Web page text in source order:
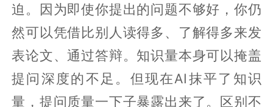
迫。因为即使你提出的问题不够好，你仍
然可以凭借比别人读得多、了解得多来发
表论文、通过答辩。知识量本身可以掩盖
提问深度的不足。但现在AI抹平了知识
量，提问质量一下子暴露出来了。区别不